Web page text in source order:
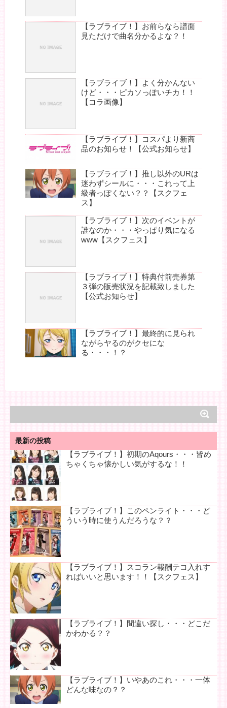
【ラブライブ！】お前らなら譜面
見ただけで曲名分かるよな？！
【ラブライブ！】よく分かんない
けど・・・ピカソっぽいチカ！！
【コラ画像】
【ラブライブ！】コスパより新商
品のお知らせ！【公式お知らせ】
【ラブライブ！】推し以外のURは
迷わずシールに・・・これって上
級者っぽくない？？【スクフェ
ス】
【ラブライブ！】次のイベントが
誰なのか・・・やっぱり気になる
www【スクフェス】
【ラブライブ！】特典付前売券第
３弾の販売状況を記載致しました
【公式お知らせ】
【ラブライブ！】最終的に見られ
ながらヤるのがクセにな
る・・・！？
最新の投稿
【ラブライブ！】初期のAqours・・・皆め
ちゃくちゃ懐かしい気がするな！！
【ラブライブ！】このペンライト・・・ど
ういう時に使うんだろうな？？
【ラブライブ！】スコラン報酬テコ入れす
ればいいと思います！！【スクフェス】
【ラブライブ！】間違い探し・・・どこだ
かわかる？？
【ラブライブ！】いやあのこれ・・・一体
どんな味なの？？